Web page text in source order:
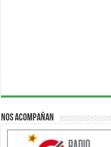
Nos acompañan